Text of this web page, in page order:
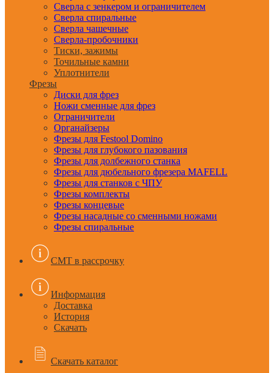
Сверла с зенкером и ограничителем
Сверла спиральные
Сверла чашечные
Сверла-пробочники
Тиски, зажимы
Точильные камни
Уплотнители
Фрезы
Диски для фрез
Ножи сменные для фрез
Ограничители
Органайзеры
Фрезы для Festool Domino
Фрезы для глубокого пазования
Фрезы для долбежного станка
Фрезы для дюбельного фрезера MAFELL
Фрезы для станков с ЧПУ
Фрезы комплекты
Фрезы концевые
Фрезы насадные со сменными ножами
Фрезы спиральные
CMT в рассрочку
Информация
Доставка
История
Скачать
Скачать каталог